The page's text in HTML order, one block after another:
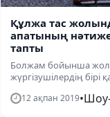
Құлжа тас
апатының
тапты
Болжам бойынша жол
жүргізушілердің бірі
12 ақпан 2019•